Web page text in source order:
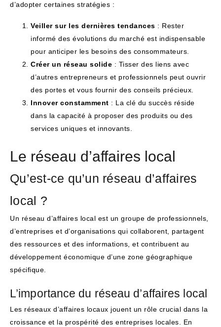
d’adopter certaines stratégies :
Veiller sur les dernières tendances : Rester
informé des évolutions du marché est indispensable
pour anticiper les besoins des consommateurs.
Créer un réseau solide : Tisser des liens avec
d’autres entrepreneurs et professionnels peut ouvrir
des portes et vous fournir des conseils précieux.
Innover constamment : La clé du succès réside
dans la capacité à proposer des produits ou des
services uniques et innovants.
Le réseau d’affaires local
Qu’est-ce qu’un réseau d’affaires
local ?
Un réseau d’affaires local est un groupe de professionnels,
d’entreprises et d’organisations qui collaborent, partagent
des ressources et des informations, et contribuent au
développement économique d’une zone géographique
spécifique.
L’importance du réseau d’affaires local
Les réseaux d’affaires locaux jouent un rôle crucial dans la
croissance et la prospérité des entreprises locales. En